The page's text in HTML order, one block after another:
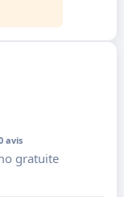
avis
gratuite